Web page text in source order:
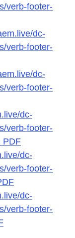
verb-footer-
dc-
verb-footer-
dc-
verb-footer-
dc-
verb-footer-
PDF
dc-
verb-footer-
dc-
verb-footer-